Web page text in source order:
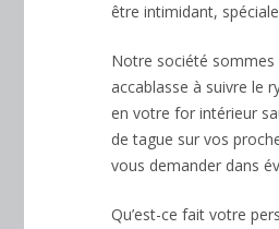
être intimidant,
Notre société sommes
accablasse à suivre le
en votre for intérieur
de tague sur vos
vous demander dans
Qu’est-ce fait votre